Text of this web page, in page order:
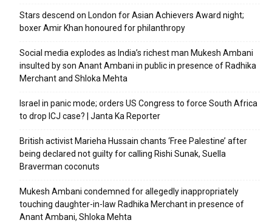
Stars descend on London for Asian Achievers Award night;
boxer Amir Khan honoured for philanthropy
Social media explodes as India’s richest man Mukesh Ambani
insulted by son Anant Ambani in public in presence of Radhika
Merchant and Shloka Mehta
Israel in panic mode; orders US Congress to force South Africa
to drop ICJ case? | Janta Ka Reporter
British activist Marieha Hussain chants ‘Free Palestine’ after
being declared not guilty for calling Rishi Sunak, Suella
Braverman coconuts
Mukesh Ambani condemned for allegedly inappropriately
touching daughter-in-law Radhika Merchant in presence of
Anant Ambani, Shloka Mehta